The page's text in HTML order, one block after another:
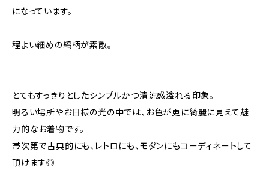
になっています。
程よい細めの縞柄が素敵。
とてもすっきりとしたシンプルかつ清涼感溢れる印象。
明るい場所やお日様の光の中では、お色が更に綺麗に見えて魅
力的なお着物です。
帯次第で古典的にも、レトロにも、モダンにもコーディネートして
頂けます◎